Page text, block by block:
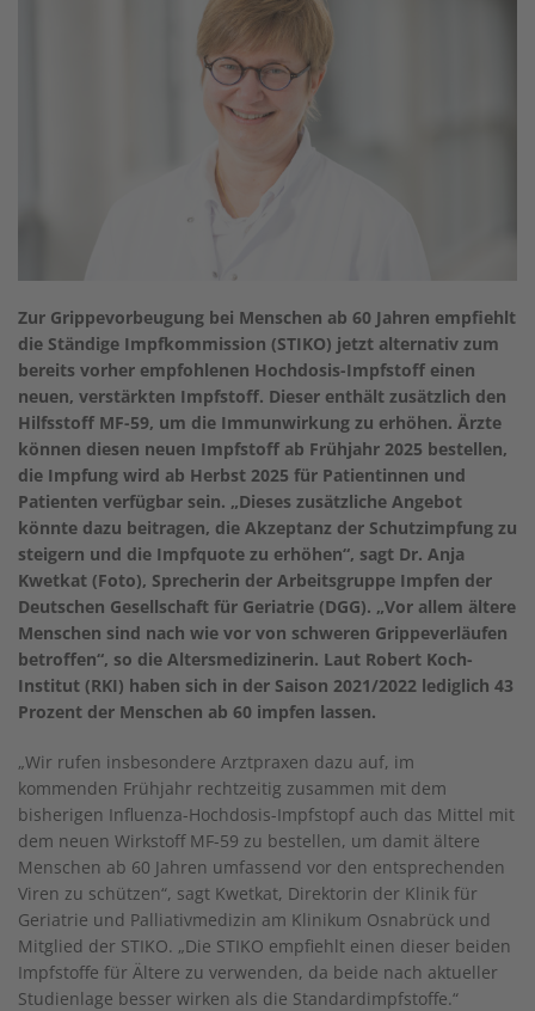
Zur Grippevorbeugung bei Menschen ab 60 Jahren empfiehlt
die Ständige Impfkommission (STIKO) jetzt alternativ zum
bereits vorher empfohlenen Hochdosis-Impfstoff einen
neuen, verstärkten Impfstoff. Dieser enthält zusätzlich den
Hilfsstoff MF-59, um die Immunwirkung zu erhöhen. Ärzte
können diesen neuen Impfstoff ab Frühjahr 2025 bestellen,
die Impfung wird ab Herbst 2025 für Patientinnen und
Patienten verfügbar sein. „Dieses zusätzliche Angebot
könnte dazu beitragen, die Akzeptanz der Schutzimpfung zu
steigern und die Impfquote zu erhöhen“, sagt Dr. Anja
Kwetkat (Foto), Sprecherin der Arbeitsgruppe Impfen der
Deutschen Gesellschaft für Geriatrie (DGG). „Vor allem ältere
Menschen sind nach wie vor von schweren Grippeverläufen
betroffen“, so die Altersmedizinerin. Laut Robert Koch-
Institut (RKI) haben sich in der Saison 2021/2022 lediglich 43
Prozent der Menschen ab 60 impfen lassen.
„Wir rufen insbesondere Arztpraxen dazu auf, im
kommenden Frühjahr rechtzeitig zusammen mit dem
bisherigen Influenza-Hochdosis-Impfstopf auch das Mittel mit
dem neuen Wirkstoff MF-59 zu bestellen, um damit ältere
Menschen ab 60 Jahren umfassend vor den entsprechenden
Viren zu schützen“, sagt Kwetkat, Direktorin der Klinik für
Geriatrie und Palliativmedizin am Klinikum Osnabrück und
Mitglied der STIKO. „Die STIKO empfiehlt einen dieser beiden
Impfstoffe für Ältere zu verwenden, da beide nach aktueller
Studienlage besser wirken als die Standardimpfstoffe.“